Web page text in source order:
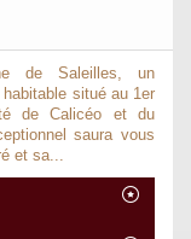
de Saleilles, un
situé au 1er
de Calicéo et du
saura vous
et sa...